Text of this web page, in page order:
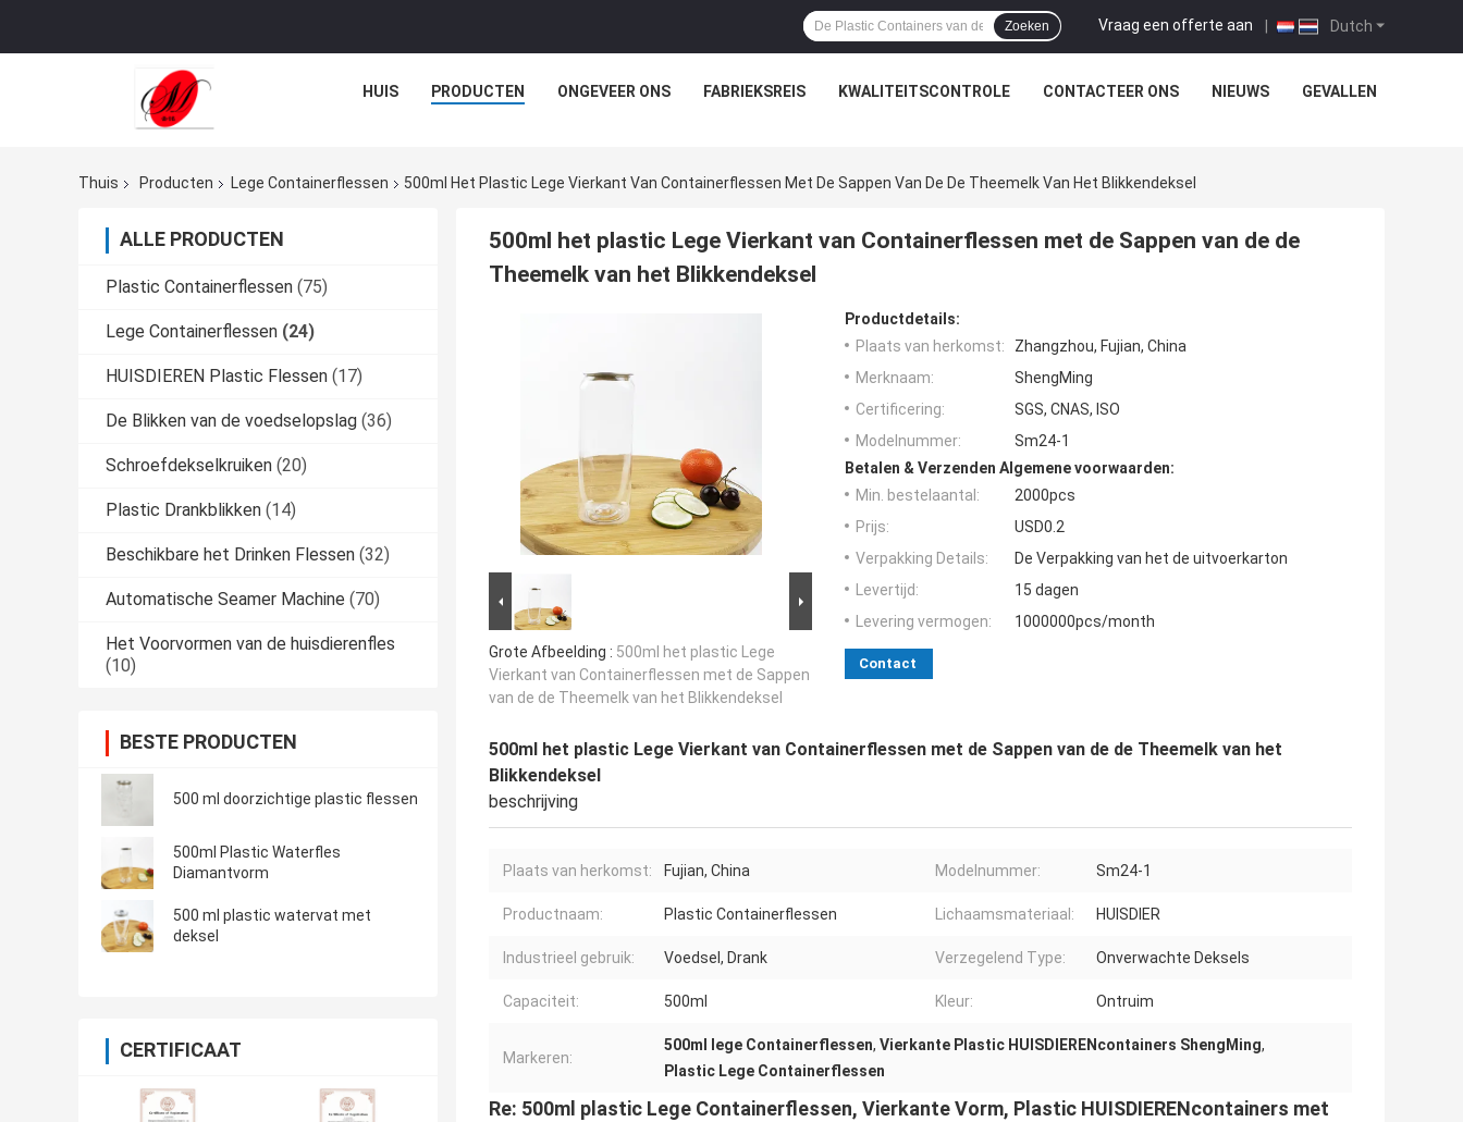
Dutch
Vraag een offerte aan |
Zoeken
HUIS PRODUCTEN ONGEVEER ONS FABRIEKSREIS KWALITEITSCONTROLE CONTACTEER ONS NIEUWS GEVALLEN
Thuis Producten Lege Containerflessen 500ml Het Plastic Lege Vierkant Van Containerflessen Met De Sappen Van De De Theemelk Van Het Blikkendeksel
ALLE PRODUCTEN
Plastic Containerflessen (75)
Lege Containerflessen (24)
HUISDIEREN Plastic Flessen (17)
De Blikken van de voedselopslag (36)
Schroefdekselkruiken (20)
Plastic Drankblikken (14)
Beschikbare het Drinken Flessen (32)
Automatische Seamer Machine (70)
Het Voorvormen van de huisdierenfles
(10)
BESTE PRODUCTEN
500 ml doorzichtige plastic flessen
500ml Plastic Waterfles
Diamantvorm
500 ml plastic watervat met
deksel
CERTIFICAAT
500ml het plastic Lege Vierkant van Containerflessen met de Sappen van de de
Theemelk van het Blikkendeksel
Grote Afbeelding : 500ml het plastic Lege
Vierkant van Containerflessen met de Sappen
van de de Theemelk van het Blikkendeksel
Productdetails:
Plaats van herkomst:
Zhangzhou, Fujian, China
Merknaam:
ShengMing
Certificering:
SGS, CNAS, ISO
Modelnummer:
Sm24-1
Betalen & Verzenden Algemene voorwaarden:
Min. bestelaantal:
2000pcs
Prijs:
USD0.2
Verpakking Details:
De Verpakking van het de uitvoerkarton
Levertijd:
15 dagen
Levering vermogen:
1000000pcs/month
Contact
500ml het plastic Lege Vierkant van Containerflessen met de Sappen van de de Theemelk van het
Blikkendeksel
beschrijving
Plaats van herkomst: Fujian, China Modelnummer: Sm24-1
Productnaam: Plastic Containerflessen Lichaamsmateriaal: HUISDIER
Industrieel gebruik: Voedsel, Drank Verzegelend Type: Onverwachte Deksels
Capaciteit: 500ml Kleur: Ontruim
Markeren:
500ml lege Containerflessen, Vierkante Plastic HUISDIERENcontainers ShengMing,
Plastic Lege Containerflessen
Re: 500ml plastic Lege Containerflessen, Vierkante Vorm, Plastic HUISDIERENcontainers met